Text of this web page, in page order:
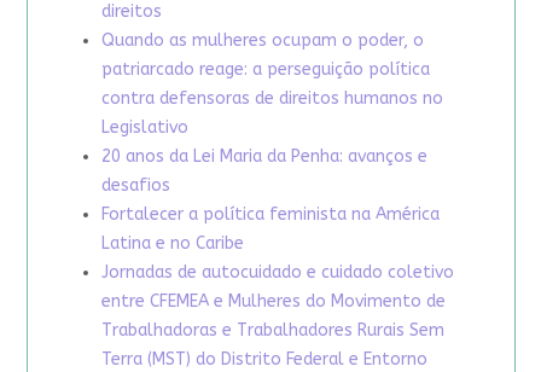
direitos
Quando as mulheres ocupam o poder, o
patriarcado reage: a perseguição política
contra defensoras de direitos humanos no
Legislativo
20 anos da Lei Maria da Penha: avanços e
desafios
Fortalecer a política feminista na América
Latina e no Caribe
Jornadas de autocuidado e cuidado coletivo
entre CFEMEA e Mulheres do Movimento de
Trabalhadoras e Trabalhadores Rurais Sem
Terra (MST) do Distrito Federal e Entorno